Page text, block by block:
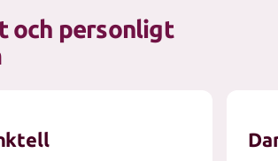
och personligt